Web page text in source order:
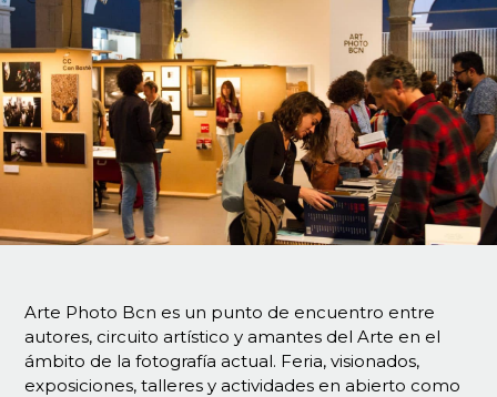
Arte Photo Bcn es un punto de encuentro entre
autores, circuito artístico y amantes del Arte en el
ámbito de la fotografía actual. Feria, visionados,
exposiciones, talleres y actividades en abierto como